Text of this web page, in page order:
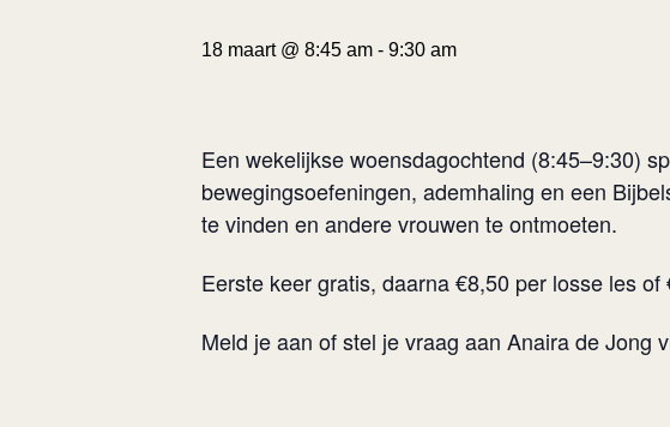
18 maart @ 8:45 am - 9:30 am
Een wekelijkse woensdagochtend (8:45–9:30)
bewegingsoefeningen, ademhaling en een
te vinden en andere vrouwen te ontmoeten.
Eerste keer gratis, daarna €8,50 per losse les
Meld je aan of stel je vraag aan Anaira de Jong